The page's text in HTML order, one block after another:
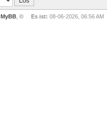
Es ist: 08-06-2026, 06:56 AM
MyBB , ©